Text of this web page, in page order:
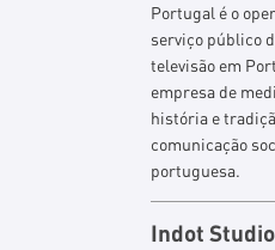
Portugal é o
serviço público
televisão em
empresa de
história e
comunicação
portuguesa.
Indot Studio